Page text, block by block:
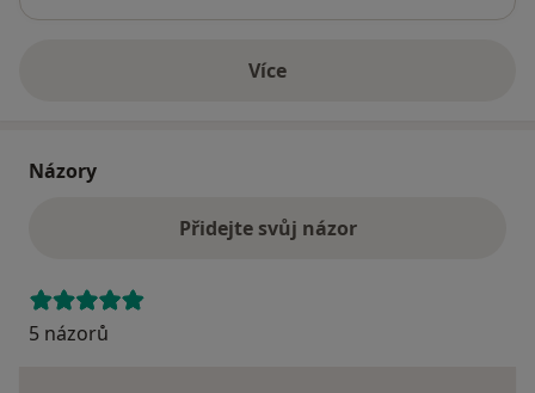
Víceo adrese
Názory
Přidejte svůj názor
5 názorů